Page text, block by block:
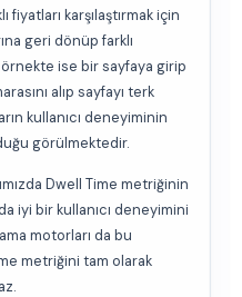
fiyatları karşılaştırmak için
geri dönüp farklı
ise bir sayfaya girip
alıp sayfayı terk
kullanıcı deneyiminin
görülmektedir.
Dwell Time metriğinin
iyi bir kullanıcı deneyimini
motorları da bu
metriğini tam olarak